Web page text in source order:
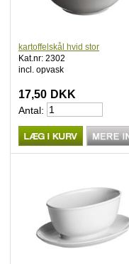
kartoffelskål hvid stor
Kat.nr: 2302
incl. opvask
17,50 DKK
Antal: